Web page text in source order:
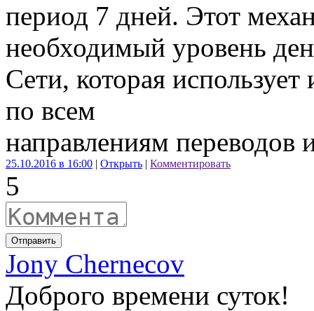
период 7 дней. Этот
необходимый уровень
Сети, которая
по всем
направлениям переводов
25.10.2016 в 16:00 | Открыть | Комментировать
5
Отправить
Jony Chernecov
Доброго времени суток!